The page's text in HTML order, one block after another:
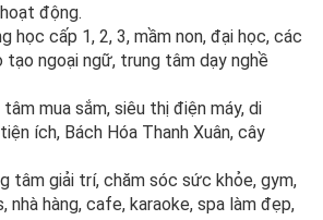
động.
học cấp 1, 2, 3, mầm non, đại học, các
tạo ngoại ngữ, trung tâm dạy nghề
mua sắm, siêu thị điện máy, di
ích, Bách Hóa Thanh Xuân, cây
tâm giải trí, chăm sóc sức khỏe, gym,
nhà hàng, cafe, karaoke, spa làm đẹp,